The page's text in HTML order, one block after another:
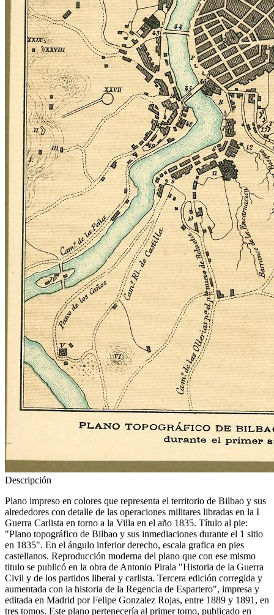
Descripción
Plano impreso en colores que representa el territorio de Bilbao y sus
alrededores con detalle de las operaciones militares libradas en la I
Guerra Carlista en torno a la Villa en el año 1835. Título al pie:
"Plano topográfico de Bilbao y sus inmediaciones durante el 1 sitio
en 1835". En el ángulo inferior derecho, escala grafica en pies
castellanos. Reproducción moderna del plano que con ese mismo
titulo se publicó en la obra de Antonio Pirala "Historia de la Guerra
Civil y de los partidos liberal y carlista. Tercera edición corregida y
aumentada con la historia de la Regencia de Espartero", impresa y
editada en Madrid por Felipe Gonzalez Rojas, entre 1889 y 1891, en
tres tomos. Este plano pertenecería al primer tomo, publicado en